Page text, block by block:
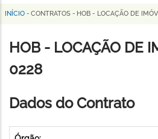
Horizonte
Trilha
de
navegação
INÍCIO - CONTRATOS - HOB - LOCAÇÃO DE
HOB - LOCAÇÃO DE
0228
Dados do Contrato